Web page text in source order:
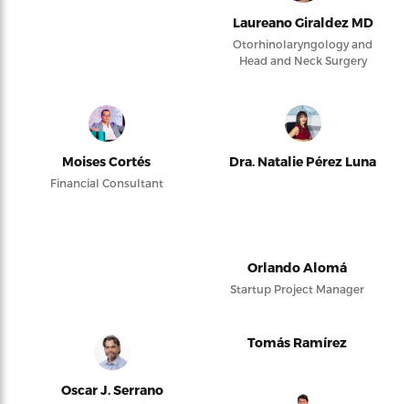
Laureano Giraldez MD
Otorhinolaryngology and
Head and Neck Surgery
Moises Cortés
Financial Consultant
Dra. Natalie Pérez Luna
Orlando Alomá
Startup Project Manager
Oscar J. Serrano
Tomás Ramírez